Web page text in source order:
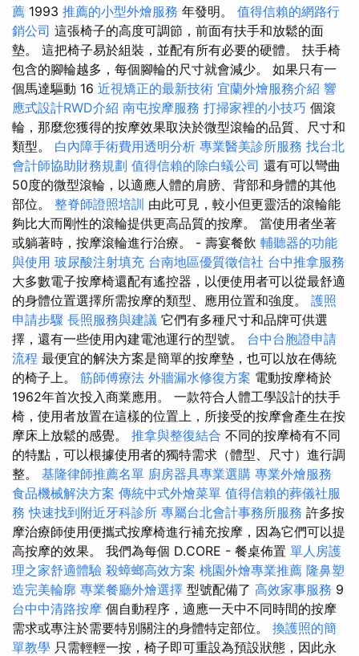
薦 1993 推薦的小型外燴服務 年發明。 值得信賴的網路行
銷公司 這張椅子的高度可調節，前面有扶手和放鬆的面
墊。 這把椅子易於組裝，並配有所有必要的硬體。 扶手椅
包含的腳輪越多，每個腳輪的尺寸就會減少。 如果只有一
個馬達驅動 16 近視矯正的最新技術 宜蘭外燴服務介紹 響
應式設計RWD介紹 南屯按摩服務 打掃家裡的小技巧 個滾
輪，那麼您獲得的按摩效果取決於微型滾輪的品質、尺寸和
類型。 白內障手術費用透明分析 專業醫美診所服務 找台北
會計師協助財務規劃 值得信賴的除白蟻公司 還有可以彎曲
50度的微型滾輪，以適應人體的肩膀、背部和身體的其他
部位。 整脊師證照培訓 由此可見，較小但更靈活的滾輪能
夠比大而剛性的滾輪提供更高品質的按摩。 當使用者坐著
或躺著時，按摩滾輪進行治療。 - 壽宴餐飲 輔聽器的功能
與使用 玻尿酸注射填充 台南地區優質徵信社 台中推拿服務
大多數電子按摩椅還配有遙控器，以便使用者可以從最舒適
的身體位置選擇所需按摩的類型、應用位置和強度。 護照
申請步驟 長照服務與建議 它們有多種尺寸和品牌可供選
擇，還有一些使用內建電池運行的型號。 台中台胞證申請
流程 最便宜的解決方案是簡單的按摩墊，也可以放在傳統
的椅子上。 筋師傅療法 外牆漏水修復方案 電動按摩椅於
1962年首次投入商業應用。 一款符合人體工學設計的扶手
椅，使用者放置在這樣的位置上，所接受的按摩會產生在按
摩床上放鬆的感覺。 推拿與整復結合 不同的按摩椅有不同
的特點，可以根據使用者的獨特需求（體型、尺寸）進行調
整。 基隆律師推薦名單 廚房器具專業選購 專業外燴服務
食品機械解決方案 傳統中式外燴菜單 值得信賴的葬儀社服
務 快速找到附近牙科診所 專屬台北會計事務所服務 許多按
摩治療師使用便攜式按摩椅進行補充按摩，因為它們可以提
高按摩的效果。 我們為每個 D.CORE - 餐桌佈置 單人房護
理之家舒適體驗 殺蟑螂高效方案 桃園外燴專業推薦 隆鼻塑
造完美輪廓 專業餐廳外燴選擇 型號配備了 高效家事服務 9
台中中清路按摩 個自動程序，適應一天中不同時間的按摩
需求或專注於需要特別關注的身體特定部位。 換護照的簡
單教學 只需輕輕一按，椅子即可重設為預設狀態，因此永